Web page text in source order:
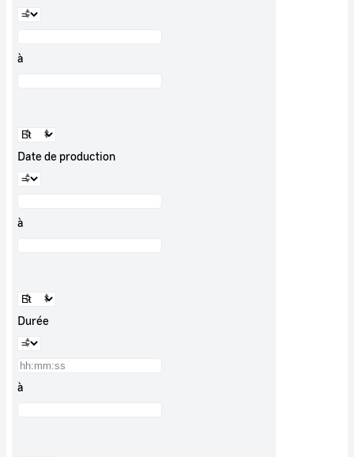
à
Date de production
à
Durée
à